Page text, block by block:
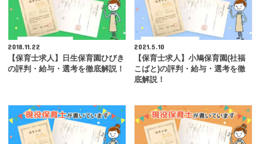
2018.11.22
【保育士求人】日生保育園ひびき
の評判・給与・選考を徹底解説！
2021.5.10
【保育士求人】小鳩保育園(社福
こばと)の評判・給与・選考を徹
底解説！